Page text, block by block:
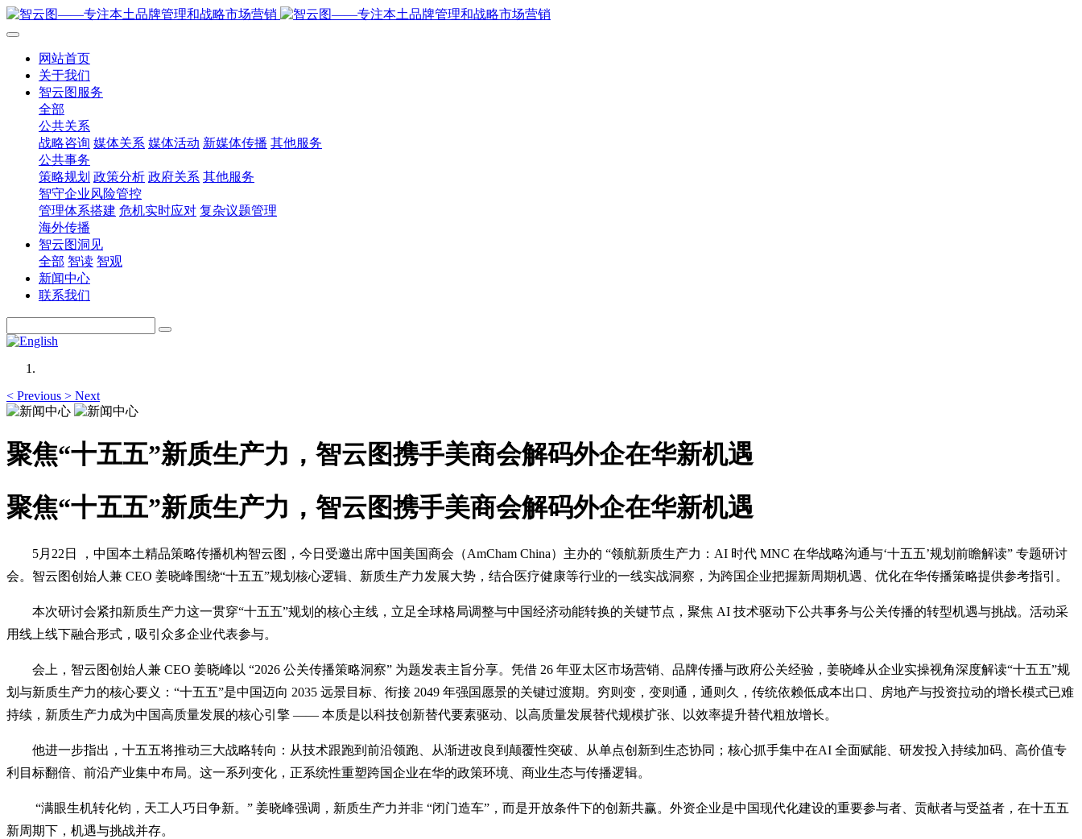
网站首页
关于我们
智云图服务
全部
公共关系
战略咨询 媒体关系 媒体活动 新媒体传播 其他服务
公共事务
策略规划 政策分析 政府关系 其他服务
智守企业风险管控
管理体系搭建 危机实时应对 复杂议题管理
海外传播
智云图洞见
全部 智读 智观
新闻中心
联系我们
< Previous > Next
聚焦“十五五”新质生产力，智云图携手美商会解码外企在华新机遇
聚焦“十五五”新质生产力，智云图携手美商会解码外企在华新机遇
5月22日 ，中国本土精品策略传播机构智云图，今日受邀出席中国美国商会（AmCham China）主办的 “领航新质生产力：AI 时代 MNC 在华战略沟通与‘十五五’规划前瞻解读” 专题研讨
会。智云图创始人兼 CEO 姜晓峰围绕“十五五”规划核心逻辑、新质生产力发展大势，结合医疗健康等行业的一线实战洞察，为跨国企业把握新周期机遇、优化在华传播策略提供参考指引。
本次研讨会紧扣新质生产力这一贯穿“十五五”规划的核心主线，立足全球格局调整与中国经济动能转换的关键节点，聚焦 AI 技术驱动下公共事务与公关传播的转型机遇与挑战。活动采
用线上线下融合形式，吸引众多企业代表参与。
会上，智云图创始人兼 CEO 姜晓峰以 “2026 公关传播策略洞察” 为题发表主旨分享。凭借 26 年亚太区市场营销、品牌传播与政府公关经验，姜晓峰从企业实操视角深度解读“十五五”规
划与新质生产力的核心要义：“十五五”是中国迈向 2035 远景目标、衔接 2049 年强国愿景的关键过渡期。穷则变，变则通，通则久，传统依赖低成本出口、房地产与投资拉动的增长模式已难
持续，新质生产力成为中国高质量发展的核心引擎 —— 本质是以科技创新替代要素驱动、以高质量发展替代规模扩张、以效率提升替代粗放增长。
他进一步指出，十五五将推动三大战略转向：从技术跟跑到前沿领跑、从渐进改良到颠覆性突破、从单点创新到生态协同；核心抓手集中在AI 全面赋能、研发投入持续加码、高价值专
利目标翻倍、前沿产业集中布局。这一系列变化，正系统性重塑跨国企业在华的政策环境、商业生态与传播逻辑。
“满眼生机转化钧，天工人巧日争新。” 姜晓峰强调，新质生产力并非 “闭门造车”，而是开放条件下的创新共赢。外资企业是中国现代化建设的重要参与者、贡献者与受益者，在十五五
新周期下，机遇与挑战并存。